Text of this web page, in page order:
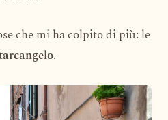
che mi ha colpito di più: le
.